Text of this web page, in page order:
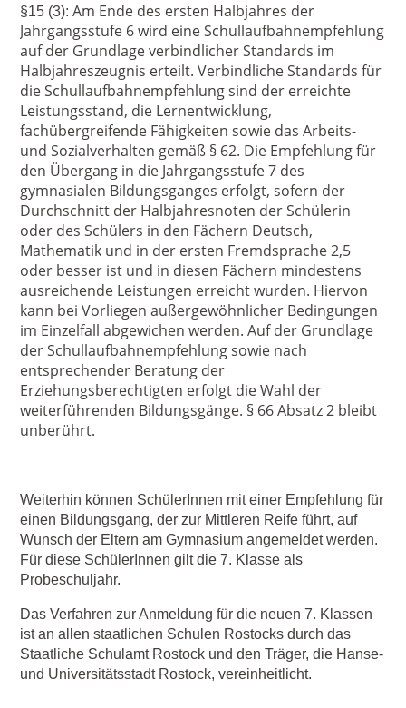
§15 (3):Am Ende des ersten Halbjahres der
Jahrgangsstufe 6 wird eine Schullaufbahnempfehlung
auf der Grundlage verbindlicher Standards im
Halbjahreszeugnis erteilt. Verbindliche Standards für
die Schullaufbahnempfehlung sind der erreichte
Leistungsstand, die Lernentwicklung,
fachübergreifende Fähigkeiten sowie das Arbeits-
und Sozialverhalten gemäß § 62. Die Empfehlung für
den Übergang in die Jahrgangsstufe 7 des
gymnasialen Bildungsganges erfolgt, sofern der
Durchschnitt der Halbjahresnoten der Schülerin
oder des Schülers in den Fächern Deutsch,
Mathematik und in der ersten Fremdsprache 2,5
oder besser ist und in diesen Fächern mindestens
ausreichende Leistungen erreicht wurden. Hiervon
kann bei Vorliegen außergewöhnlicher Bedingungen
im Einzelfall abgewichen werden. Auf der Grundlage
der Schullaufbahnempfehlung sowie nach
entsprechender Beratung der
Erziehungsberechtigten erfolgt die Wahl der
weiterführenden Bildungsgänge. § 66 Absatz 2 bleibt
unberührt.
Weiterhin können SchülerInnen mit einer Empfehlung für
einen Bildungsgang, der zur Mittleren Reife führt, auf
Wunsch der Eltern am Gymnasium angemeldet werden.
Für diese SchülerInnen gilt die 7. Klasse als
Probeschuljahr.
Das Verfahren zur Anmeldung für die neuen 7. Klassen
ist an allen staatlichen Schulen Rostocks durch das
Staatliche Schulamt Rostock und den Träger, die Hanse-
und Universitätsstadt Rostock, vereinheitlicht.